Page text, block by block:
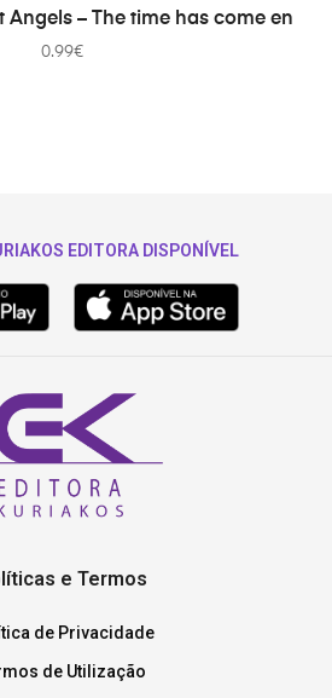
AL CARRITO
Angels – The time has come en
0.99€
EDITORA DISPONÍVEL
e Termos
de Privacidade
de Utilização